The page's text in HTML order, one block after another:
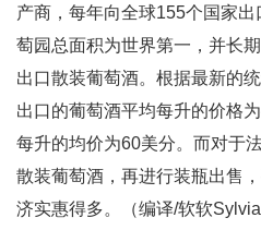
产商，每年向全球155个国
萄园总面积为世界第一，并长
出口散装葡萄酒。根据最新的
出口的葡萄酒平均每升的价格
每升的均价为60美分。而对于
散装葡萄酒，再进行装瓶出售
济实惠得多。（编译/软软Sylvia